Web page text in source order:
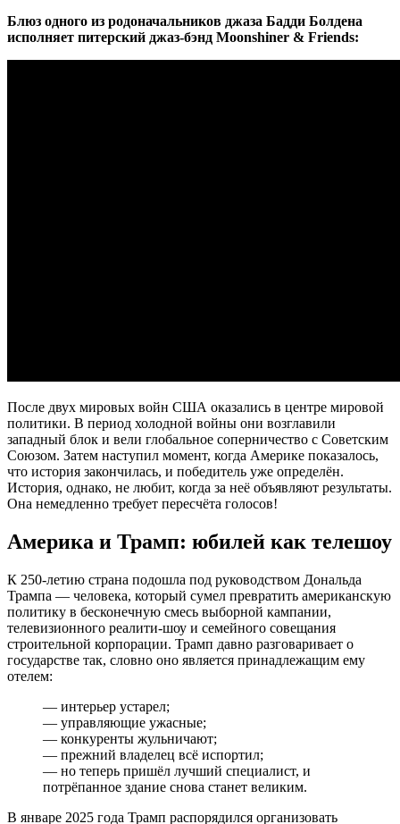
Блюз одного из родоначальников джаза Бадди Болдена
исполняет питерский джаз-бэнд Moonshiner & Friends:
После двух мировых войн США оказались в центре мировой
политики. В период холодной войны они возглавили
западный блок и вели глобальное соперничество с Советским
Союзом. Затем наступил момент, когда Америке показалось,
что история закончилась, и победитель уже определён.
История, однако, не любит, когда за неё объявляют результаты.
Она немедленно требует пересчёта голосов!
Америка и Трамп: юбилей как телешоу
К 250-летию страна подошла под руководством Дональда
Трампа — человека, который сумел превратить американскую
политику в бесконечную смесь выборной кампании,
телевизионного реалити-шоу и семейного совещания
строительной корпорации. Трамп давно разговаривает о
государстве так, словно оно является принадлежащим ему
отелем:
— интерьер устарел;
— управляющие ужасные;
— конкуренты жульничают;
— прежний владелец всё испортил;
— но теперь пришёл лучший специалист, и
потрёпанное здание снова станет великим.
В январе 2025 года Трамп распорядился организовать